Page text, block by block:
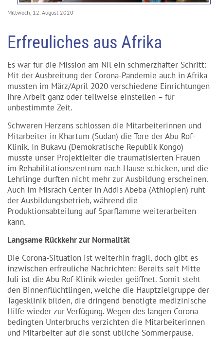
Mittwoch, 12. August 2020
Erfreuliches aus Afrika
Es war für die Mission am Nil ein schmerzhafter Schritt:
Mit der Ausbreitung der Corona-Pandemie auch in Afrika
mussten im März/April 2020 verschiedene Einrichtungen
ihre Arbeit ganz oder teilweise einstellen – für
unbestimmte Zeit.
Schweren Herzens schlossen die Mitarbeiterinnen und
Mitarbeiter in Khartum (Sudan) die Tore der Abu Rof-
Klinik. In Bukavu (Demokratische Republik Kongo)
musste unser Projektleiter die traumatisierten Frauen
im Rehabilitationszentrum nach Hause schicken, und die
Lehrlinge durften nicht mehr zur Ausbildung erscheinen.
Auch im Misrach Center in Addis Abeba (Äthiopien) ruht
der Ausbildungsbetrieb, während die
Produktionsabteilung auf Sparflamme weiterarbeiten
kann.
Langsame Rückkehr zur Normalität
Die Corona-Situation ist weiterhin fragil, doch gibt es
inzwischen erfreuliche Nachrichten: Bereits seit Mitte
Juli ist die Abu Rof-Klinik wieder geöffnet. Somit steht
den Binnenflüchtlingen, welche die Hauptzielgruppe der
Tagesklinik bilden, die dringend benötigte medizinische
Hilfe wieder zur Verfügung. Wegen des langen Corona-
bedingten Unterbruchs verzichten die Mitarbeiterinnen
und Mitarbeiter auf die sonst übliche Sommerpause.